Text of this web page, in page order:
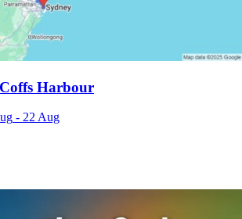
Coffs Harbour
- 22 Aug